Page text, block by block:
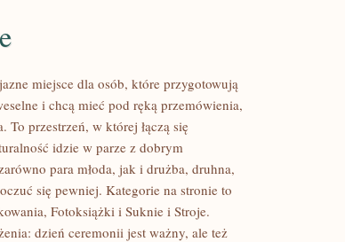
miejsce dla osób, które przygotowują
i chcą mieć pod ręką przemówienia,
przestrzeń, w której łączą się
idzie w parze z dobrym
para młoda, jak i drużba, druhna,
się pewniej. Kategorie na stronie to
Fotoksiążki i Suknie i Stroje.
dzień ceremonii jest ważny, ale też